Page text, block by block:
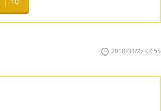
2018/04/27 02:55